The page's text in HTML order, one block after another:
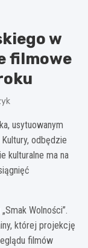
w
filmowe
usytuowanym
odbędzie
kulturalne ma na
Wolności”.
której projekcję
filmów